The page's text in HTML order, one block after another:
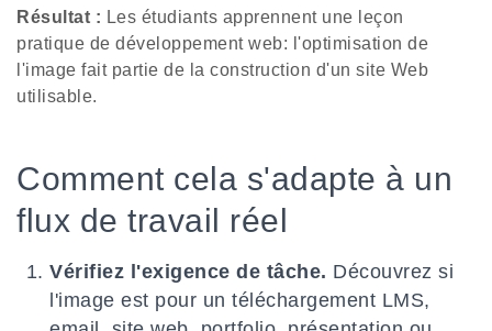
Résultat : Les étudiants apprennent une leçon
pratique de développement web: l'optimisation de
l'image fait partie de la construction d'un site Web
utilisable.
Comment cela s'adapte à un
flux de travail réel
Vérifiez l'exigence de tâche. Découvrez si
l'image est pour un téléchargement LMS,